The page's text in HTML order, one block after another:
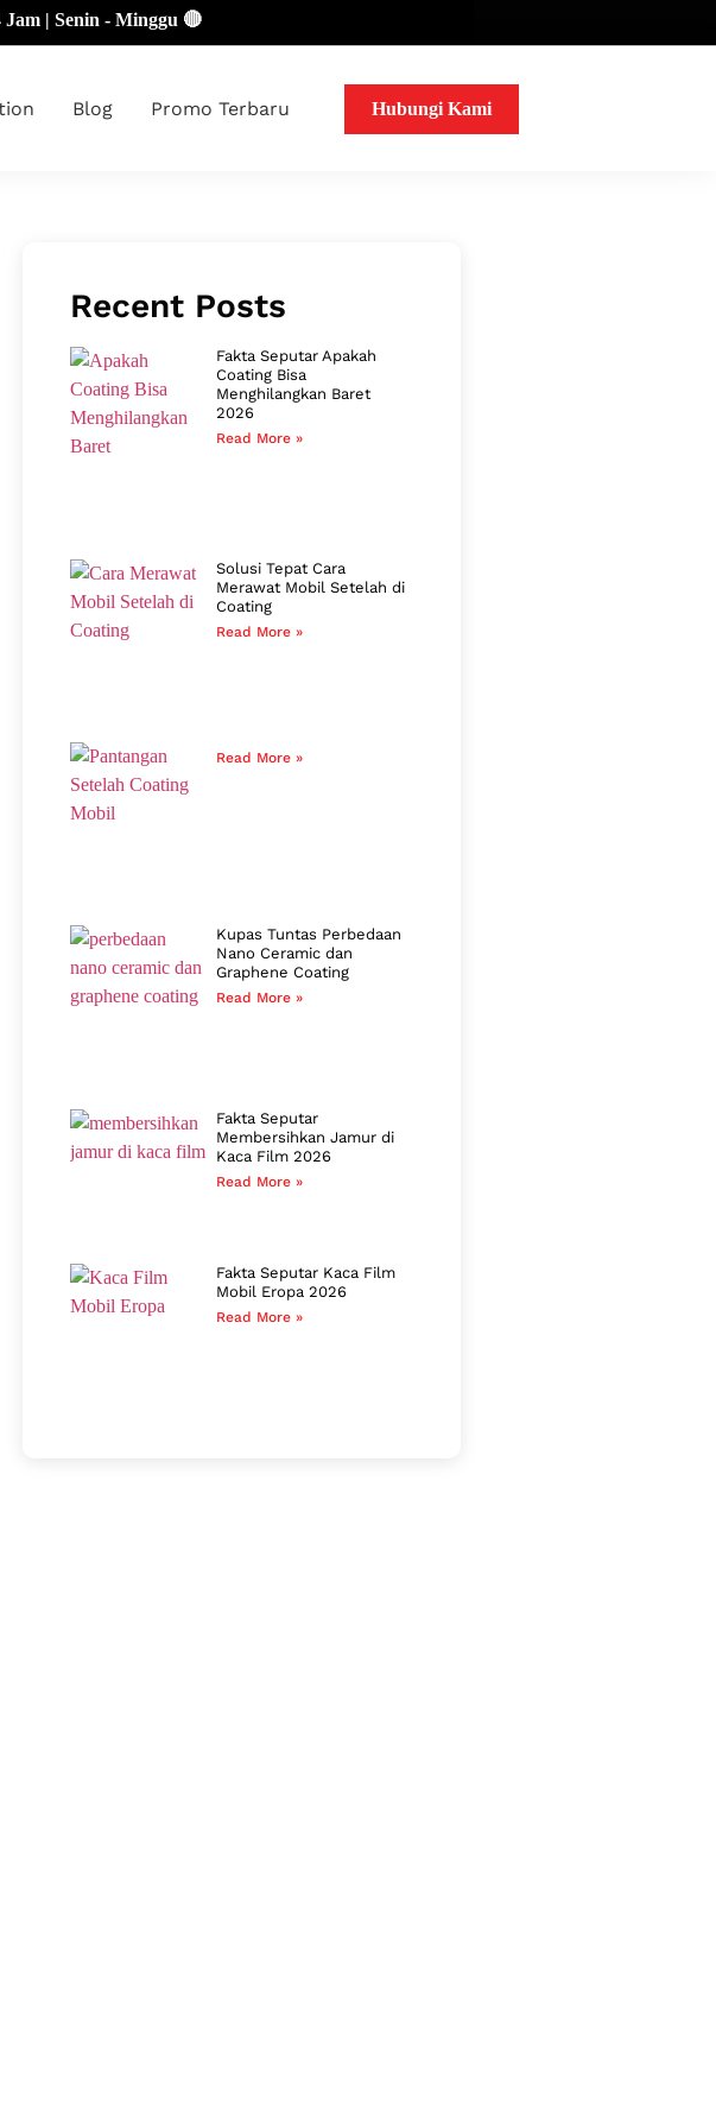
- Minggu 🔴
Blog Promo Terbaru Hubungi Kami
Recent Posts
Fakta Seputar Apakah
Coating Bisa
Menghilangkan Baret
2026
Read More »
Solusi Tepat Cara
Merawat Mobil Setelah di
Coating
Read More »
Read More »
Kupas Tuntas Perbedaan
Nano Ceramic dan
Graphene Coating
Read More »
Fakta Seputar
Membersihkan Jamur di
Kaca Film 2026
Read More »
Fakta Seputar Kaca Film
Mobil Eropa 2026
Read More »